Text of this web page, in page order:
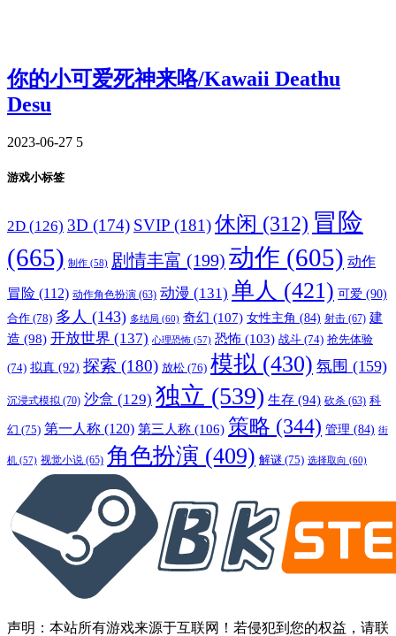
你的小可爱死神来咯/Kawaii Deathu
Desu
2023-06-27 5
游戏小标签
2D (126) 3D (174) SVIP (181)休闲 (312) 冒险
(665) 制作 (58) 剧情丰富 (199) 动作 (605) 动作
冒险 (112) 动作角色扮演 (63) 动漫 (131) 单人 (421) 可爱 (90)
合作 (78) 多人 (143) 多结局 (60) 奇幻 (107) 女性主角 (84) 射击 (67) 建
造 (98) 开放世界 (137) 心理恐怖 (57) 恐怖 (103) 战斗 (74) 抢先体验
(74) 拟真 (92) 探索 (180) 放松 (76) 模拟 (430) 氛围 (159)
沉浸式模拟 (70) 沙盒 (129) 独立 (539) 生存 (94) 砍杀 (63) 科
幻 (75) 第一人称 (120) 第三人称 (106) 策略 (344) 管理 (84) 街
机 (57) 视觉小说 (65) 角色扮演 (409) 解谜 (75) 选择取向 (60)
声明：本站所有游戏来源于互联网！若侵犯到您的权益，请联